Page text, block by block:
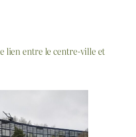
lien entre le centre-ville et